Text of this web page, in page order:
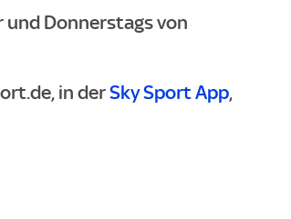
Donnerstags von
in derSky Sport App,